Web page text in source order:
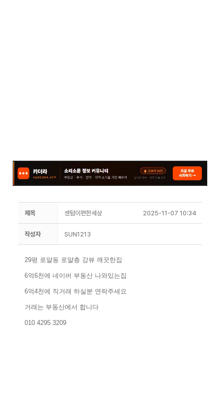
제목 센텀이편한세상 2025-11-07 10:34
작성자 SUN1213
29평 로얄동 로얄층 강뷰 깨끗한집
6억6천에 네이버 부동산 나와있는집
6억4천에 직거래 하실분 연락주세요
거래는 부동산에서 합니다
010 4295 3209